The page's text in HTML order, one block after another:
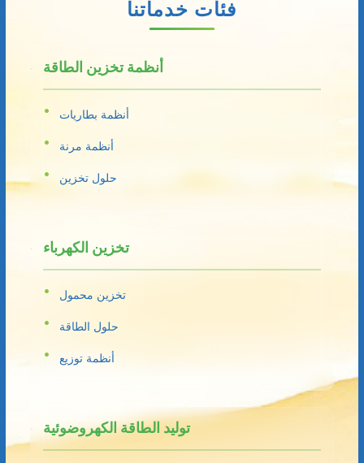
فئات خدماتنا
أنظمة تخزين الطاقة
أنظمة بطاريات
أنظمة مرنة
حلول تخزين
تخزين الكهرباء
تخزين محمول
حلول الطاقة
أنظمة توزيع
توليد الطاقة الكهروضوئية